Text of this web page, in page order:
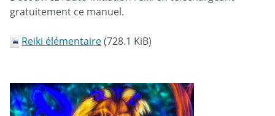
gratuitement ce manuel.
Reiki élémentaire(728.1 KiB)